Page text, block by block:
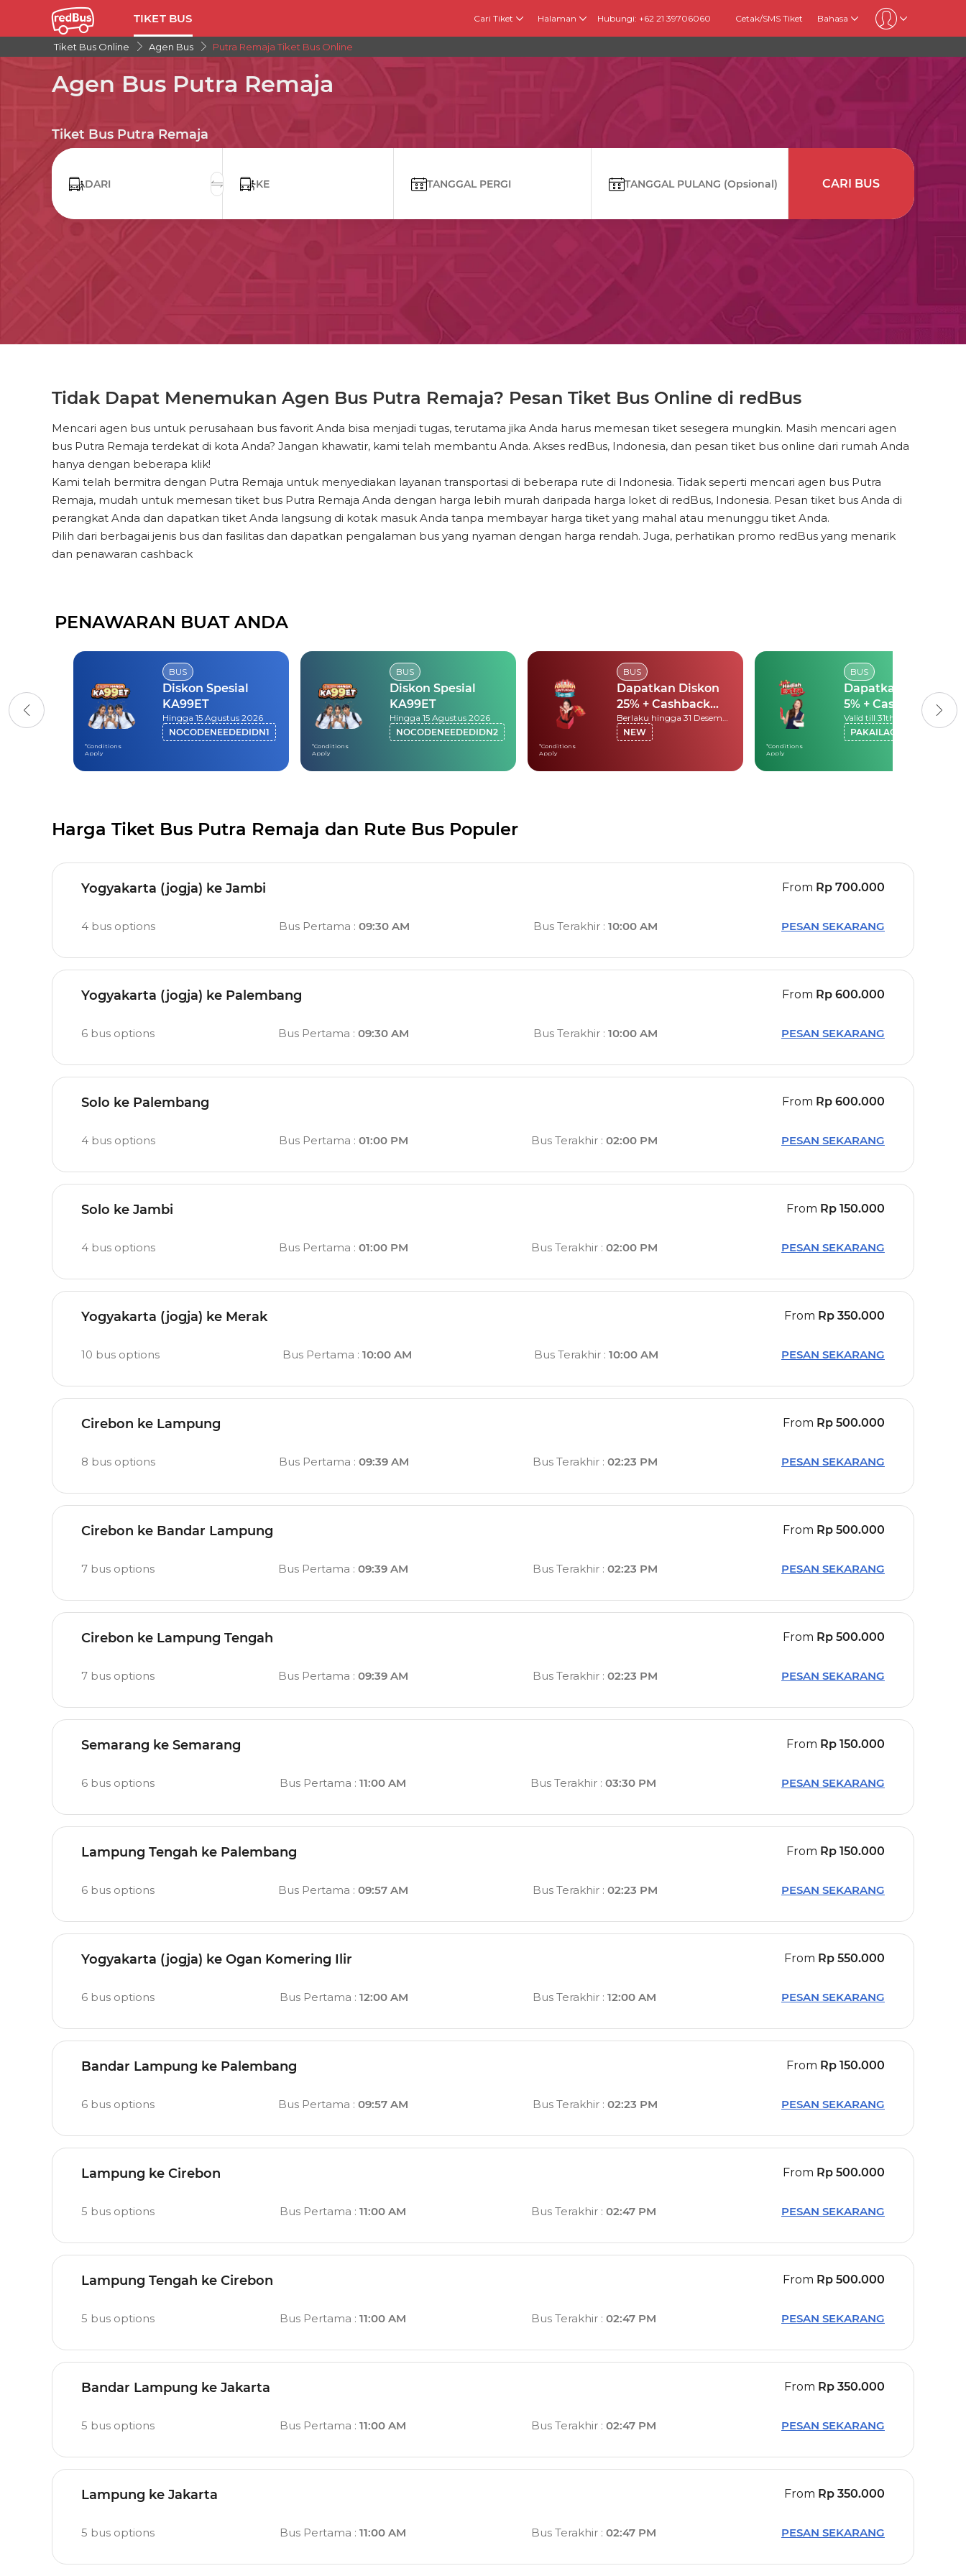
TIKET BUS Cari Tiket Halaman Hubungi: +62 21 39706060 Cetak/SMS Tiket Bahasa
Tiket Bus Online Agen Bus Putra Remaja Tiket Bus Online
Agen Bus Putra Remaja
Tiket Bus Putra Remaja
TANGGAL PERGI
TANGGAL PULANG CARI BUS
Tidak Dapat Menemukan Agen Bus Putra Remaja? Pesan Tiket Bus Online di redBus
Mencari agen bus untuk perusahaan bus favorit Anda bisa menjadi tugas, terutama jika Anda harus memesan tiket sesegera mungkin. Masih mencari agen
bus Putra Remaja terdekat di kota Anda? Jangan khawatir, kami telah membantu Anda. Akses redBus, Indonesia, dan pesan tiket bus online dari rumah Anda
hanya dengan beberapa klik!
Kami telah bermitra dengan Putra Remaja untuk menyediakan layanan transportasi di beberapa rute di Indonesia. Tidak seperti mencari agen bus Putra
Remaja, mudah untuk memesan tiket bus Putra Remaja Anda dengan harga lebih murah daripada harga loket di redBus, Indonesia. Pesan tiket bus Anda di
perangkat Anda dan dapatkan tiket Anda langsung di kotak masuk Anda tanpa membayar harga tiket yang mahal atau menunggu tiket Anda.
Pilih dari berbagai jenis bus dan fasilitas dan dapatkan pengalaman bus yang nyaman dengan harga rendah. Juga, perhatikan promo redBus yang menarik
dan penawaran cashback
PENAWARAN BUAT ANDA
*Conditions
Apply
BUS
Diskon Spesial
KA99ET
Hingga 15 Agustus 2026
NOCODENEEDEDIDN1
*Conditions
Apply
BUS
Diskon Spesial
KA99ET
Hingga 15 Agustus 2026
NOCODENEEDEDIDN2
*Conditions
Apply
BUS
Dapatkan Diskon
25% + Cashback
20,000
Berlaku hingga 31 Desember 2026
NEW
*Conditions
Apply
BUS
Dapatkan Diskon
5% + Cashback
10.000
Valid till 31th December 2026
PAKAILAGI
Harga Tiket Bus Putra Remaja dan Rute Bus Populer
Yogyakarta (jogja) ke Jambi From Rp 700.000
4 bus options Bus Pertama : 09:30 AM Bus Terakhir : 10:00 AM PESAN SEKARANG
Yogyakarta (jogja) ke Palembang From Rp 600.000
6 bus options Bus Pertama :09:30 AM Bus Terakhir: 10:00 AM PESAN SEKARANG
Solo ke Palembang From Rp 600.000
4 bus options Bus Pertama : 01:00 PM Bus Terakhir :02:00 PM PESAN SEKARANG
Solo ke Jambi From Rp 150.000
4 bus options Bus Pertama : 01:00 PM Bus Terakhir :02:00 PM PESAN SEKARANG
Yogyakarta (jogja) ke Merak From Rp 350.000
10 bus options Bus Pertama : 10:00 AM Bus Terakhir :10:00 AM PESAN SEKARANG
Cirebon ke Lampung From Rp 500.000
8 bus options Bus Pertama : 09:39 AM Bus Terakhir : 02:23 PM PESAN SEKARANG
Cirebon ke Bandar Lampung From Rp 500.000
7 bus options Bus Pertama :09:39 AM Bus Terakhir: 02:23 PM PESAN SEKARANG
Cirebon ke Lampung Tengah From Rp 500.000
7 bus options Bus Pertama :09:39 AM Bus Terakhir: 02:23 PM PESAN SEKARANG
Semarang ke Semarang From Rp 150.000
6 bus options Bus Pertama : 11:00 AM Bus Terakhir :03:30 PM PESAN SEKARANG
Lampung Tengah ke Palembang From Rp 150.000
6 bus options Bus Pertama :09:57 AM Bus Terakhir: 02:23 PM PESAN SEKARANG
Yogyakarta (jogja) ke Ogan Komering Ilir From Rp 550.000
6 bus options Bus Pertama : 12:00 AM Bus Terakhir :12:00 AM PESAN SEKARANG
Bandar Lampung ke Palembang From Rp 150.000
6 bus options Bus Pertama :09:57 AM Bus Terakhir: 02:23 PM PESAN SEKARANG
Lampung ke Cirebon From Rp 500.000
5 bus options Bus Pertama : 11:00 AM Bus Terakhir : 02:47 PM PESAN SEKARANG
Lampung Tengah ke Cirebon From Rp 500.000
5 bus options Bus Pertama : 11:00 AM Bus Terakhir : 02:47 PM PESAN SEKARANG
Bandar Lampung ke Jakarta From Rp 350.000
5 bus options Bus Pertama : 11:00 AM Bus Terakhir : 02:47 PM PESAN SEKARANG
Lampung ke Jakarta From Rp 350.000
5 bus options Bus Pertama : 11:00 AM Bus Terakhir : 02:47 PM PESAN SEKARANG